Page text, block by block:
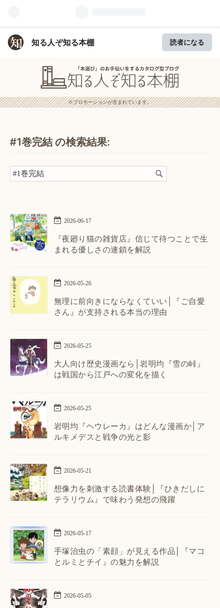
知る人ぞ知る本棚 読者になる
※プロモーションが含まれています。
#1巻完結 の検索結果:
2026-06-17
『夜廻り猫の雑貨店』信じて待つことで生
まれる優しさの連鎖を解説
2026-05-26
無理に前向きにならなくていい│『ご自愛
さん』が支持される本当の理由
2026-05-25
大人向け歴史漫画なら│岩明均『雪の峠』
は戦国から江戸への変化を描く
2026-05-25
岩明均『ヘウレーカ』はどんな漫画か│ア
ルキメデスと戦争の光と影
2026-05-21
想像力を刺激する読書体験│『ひきだしに
テラリウム』で味わう発想の飛躍
2026-05-17
手塚治虫の「素顔」が見える作品│『マコ
とルミとチイ』の魅力を解説
2026-05-05